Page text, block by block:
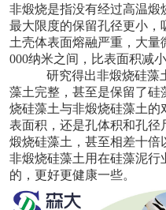
非煅烧是指没有经过高温煅
最大限度的保留孔径更小
土壳体表面熔融严重，大量
000纳米之间，比表面积减
研究得出非煅烧硅藻
藻土完整，甚至是保留了硅
烧硅藻土与非煅烧硅藻土的
表面积，还是孔体积和孔
煅烧硅藻土，甚至相差十倍
非煅烧硅藻土 用在硅藻泥行
的 ，更好更健康一些。